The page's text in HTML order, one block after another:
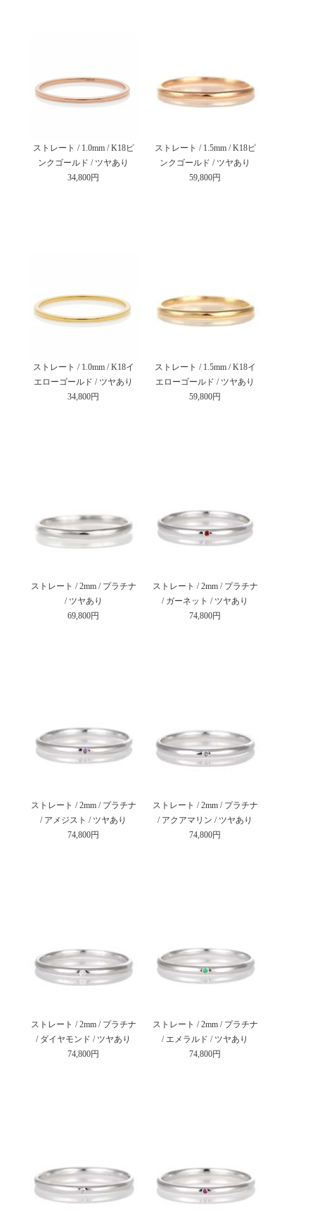
ストレート / 1.0mm / K18ピ
ンクゴールド / ツヤあり
34,800円
ストレート / 1.5mm / K18ピ
ンクゴールド / ツヤあり
59,800円
ストレート / 1.0mm / K18イ
エローゴールド / ツヤあり
34,800円
ストレート / 1.5mm / K18イ
エローゴールド / ツヤあり
59,800円
ストレート / 2mm / プラチナ
/ ツヤあり
69,800円
ストレート / 2mm / プラチナ
/ ガーネット / ツヤあり
74,800円
ストレート / 2mm / プラチナ
/ アメジスト / ツヤあり
74,800円
ストレート / 2mm / プラチナ
/ アクアマリン / ツヤあり
74,800円
ストレート / 2mm / プラチナ
/ ダイヤモンド / ツヤあり
74,800円
ストレート / 2mm / プラチナ
/ エメラルド / ツヤあり
74,800円